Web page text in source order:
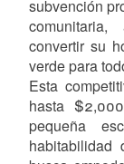
subvención
convertir su
verde para
Esta
hasta
pequeña